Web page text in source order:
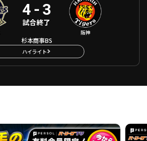
4 - 3
試合終了
阪神
杉本商事BS
ハイライト